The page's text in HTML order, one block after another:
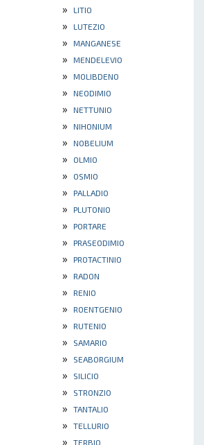
» LITIO
» LUTEZIO
» MANGANESE
» MENDELEVIO
» MOLIBDENO
» NEODIMIO
» NETTUNIO
» NIHONIUM
» NOBELIUM
» OLMIO
» OSMIO
» PALLADIO
» PLUTONIO
» PORTARE
» PRASEODIMIO
» PROTACTINIO
» RADON
» RENIO
» ROENTGENIO
» RUTENIO
» SAMARIO
» SEABORGIUM
» SILICIO
» STRONZIO
» TANTALIO
» TELLURIO
» TERBIO